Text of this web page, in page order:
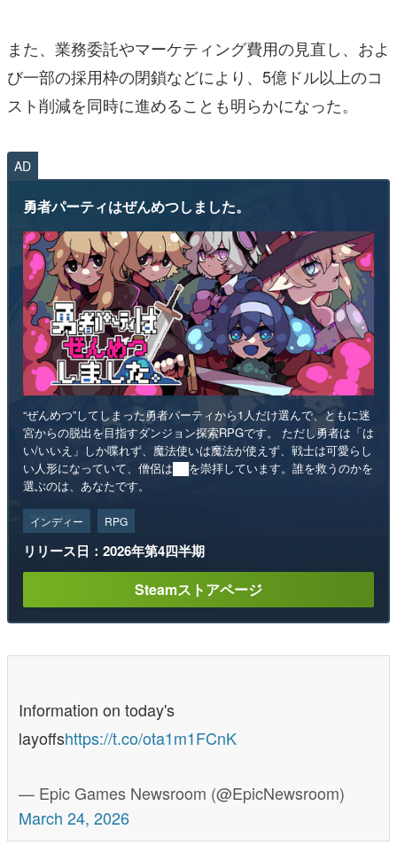
また、業務委託やマーケティング費用の見直し、およ
び一部の採用枠の閉鎖などにより、5億ドル以上のコ
スト削減を同時に進めることも明らかになった。
AD
勇者パーティはぜんめつしました。
“ぜんめつ”してしまった勇者パーティから1人だけ選んで、ともに迷
宮からの脱出を目指すダンジョン探索RPGです。 ただし勇者は「は
い/いいえ」しか喋れず、魔法使いは魔法が使えず、戦士は可愛らし
い人形になっていて、僧侶は██を崇拝しています。誰を救うのかを
選ぶのは、あなたです。
インディー RPG
リリース日：2026年第4四半期
Steamストアページ
Information on today's
layoffshttps://t.co/ota1m1FCnK
— Epic Games Newsroom (@EpicNewsroom)
March 24, 2026